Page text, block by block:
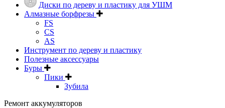
Диски по дереву и пластику для УШМ
Алмазные борфрезы
FS
CS
AS
Инструмент по дереву и пластику
Полезные аксессуары
Буры
Пики
Зубила
Ремонт аккумуляторов